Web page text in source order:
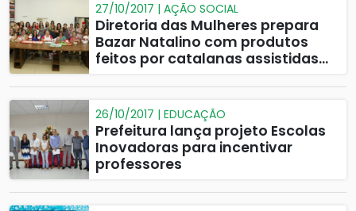
27/10/2017 | AÇÃO SOCIAL
Diretoria das Mulheres prepara
Bazar Natalino com produtos
feitos por catalanas assistidas
26/10/2017 | EDUCAÇÃO
Prefeitura lança projeto Escolas
Inovadoras para incentivar
professores